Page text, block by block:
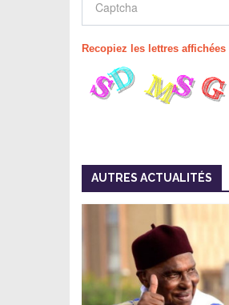
Recopiez les lettres
AUTRES ACTUALITÉS